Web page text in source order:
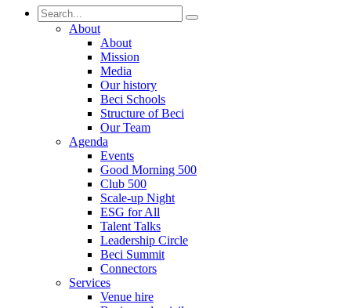
About
About
Mission
Media
Our history
Beci Schools
Structure of Beci
Our Team
Agenda
Events
Good Morning 500
Club 500
Scale-up Night
ESG for All
Talent Talks
Leadership Circle
Beci Summit
Connectors
Services
Venue hire